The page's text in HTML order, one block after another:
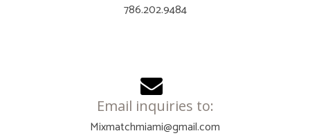
786.202.9484
Email inquiries to:
Mixmatchmiami@gmail.com